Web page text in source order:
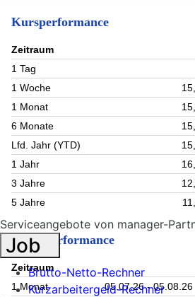
Kursperformance
Zeitraum
1 Tag
1 Woche
1 Monat
6 Monate
Lfd. Jahr (YTD)
1 Jahr
3 Jahre
5 Jahre
Fondsperformance
Zeitraum
1 Monat 05.07.26 - 05.08.26
Serviceangebote von manager-
Job
Brutto-Netto-Rechner
Kurzarbeitergeld-Rechner